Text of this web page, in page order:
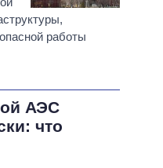
работы
АЭС
что